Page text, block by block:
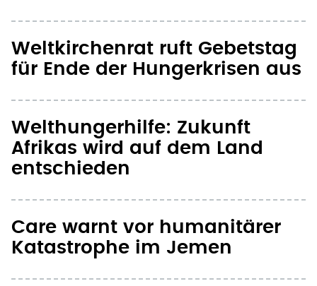
Weltkirchenrat ruft Gebetstag
für Ende der Hungerkrisen aus
Welthungerhilfe: Zukunft
Afrikas wird auf dem Land
entschieden
Care warnt vor humanitärer
Katastrophe im Jemen